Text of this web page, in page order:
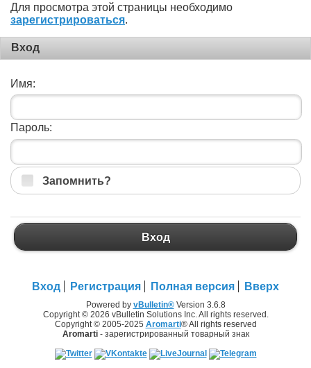
Для просмотра этой страницы необходимо
зарегистрироваться.
Вход
Имя:
Пароль:
Запомнить?
Вход
Вход Регистрация Полная версия Вверх
Powered by vBulletin®Version 3.6.8
Copyright © 2026 vBulletin Solutions Inc. All rights reserved.
Copyright © 2005-2025 Aromarti® All rights reserved
Aromarti- зарегистрированный товарный знак